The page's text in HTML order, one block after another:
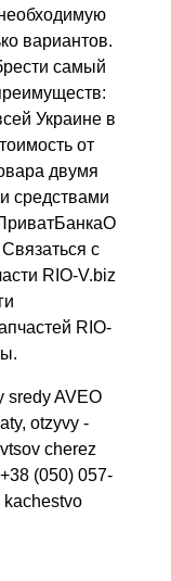
вариантов.
самый
Украине в
от
двумя
средствами
с
RIO-V.biz
RIO-
sredy AVEO
otzyvy -
cherez
(050) 057-